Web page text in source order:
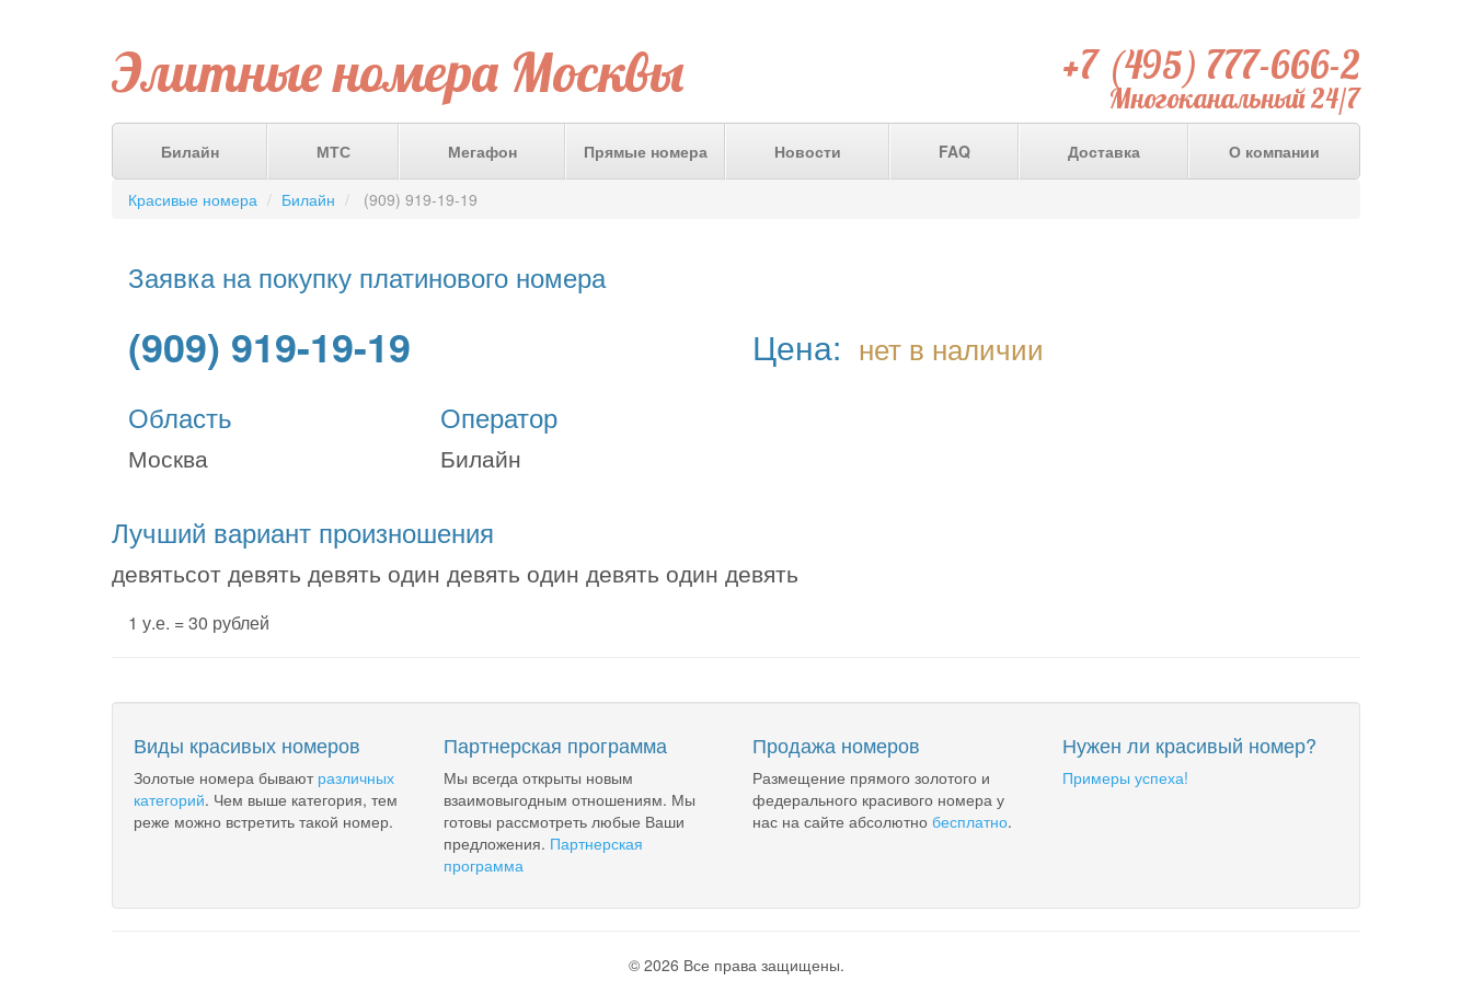
Элитные номера Москвы +7 (495) 777-666-2
Многоканальный 24/7
Билайн МТС Мегафон Прямые номера Новости FAQ Доставка О компании
Красивые номера Билайн (909) 919-19-19
Заявка на покупку платинового номера
(909) 919-19-19 Цена: нет в наличии
Область
Москва
Оператор
Билайн
Лучший вариант произношения
девятьсот девять девять один девять один девять один девять
1 у.е. = 30 рублей
Виды красивых номеров
Золотые номера бывают различных
категорий. Чем выше категория, тем
реже можно встретить такой номер.
Партнерская программа
Мы всегда открыты новым
взаимовыгодным отношениям. Мы
готовы рассмотреть любые Ваши
предложения. Партнерская
программа
Продажа номеров
Размещение прямого золотого и
федерального красивого номера у
нас на сайте абсолютно бесплатно.
Нужен ли красивый номер?
Примеры успеха!
© 2026 Все права защищены.